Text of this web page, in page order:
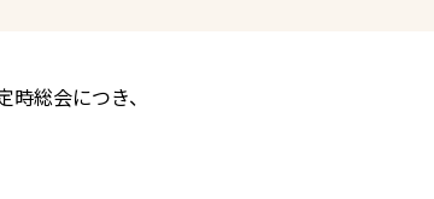
総会につき、